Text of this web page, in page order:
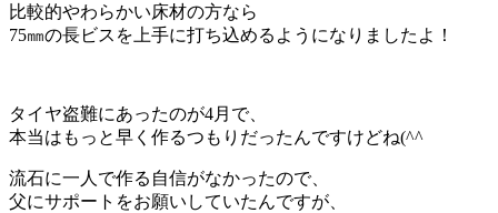
比較的やわらかい床材の方なら
75㎜の長ビスを上手に打ち込めるようになりましたよ！
タイヤ盗難にあったのが4月で、
本当はもっと早く作るつもりだったんですけどね(^^ゞ
流石に一人で作る自信がなかったので、
父にサポートをお願いしていたんですが、